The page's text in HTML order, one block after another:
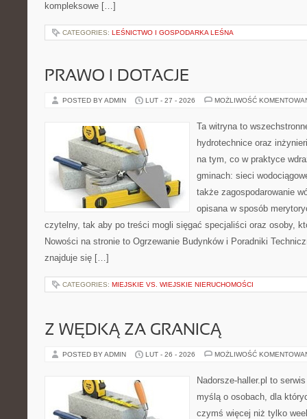
kompleksowe […]
CATEGORIES: LEŚNICTWO I GOSPODARKA LEŚNA
PRAWO I DOTACJE
POSTED BY ADMIN LUT - 27 - 2026 MOŻLIWOŚĆ
Ta witryna to
hydrotechnice oraz
na tym, co w praktyce
gminach: sieci
także zagospodarowanie
opisana w sposób
czytelny, tak aby po treści mogli sięgać specjaliści oraz osoby,
Nowości na stronie to Ogrzewanie Budynków i Poradniki
znajduje się […]
CATEGORIES: MIEJSKIE VS. WIEJSKIE NIERUCHOMOŚCI
Z WĘDKĄ ZA GRANICĄ
POSTED BY ADMIN LUT - 26 - 2026 MOŻLIWOŚĆ
Nadorsze-haller.pl to
myślą o osobach, dla
czymś więcej niż tylko